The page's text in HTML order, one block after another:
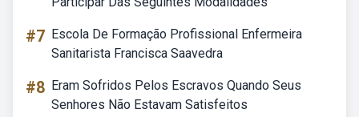
#7 Escola De Formação Profissional Enfermeira
Sanitarista Francisca Saavedra
#8 Eram Sofridos Pelos Escravos Quando Seus
Senhores Não Estavam Satisfeitos